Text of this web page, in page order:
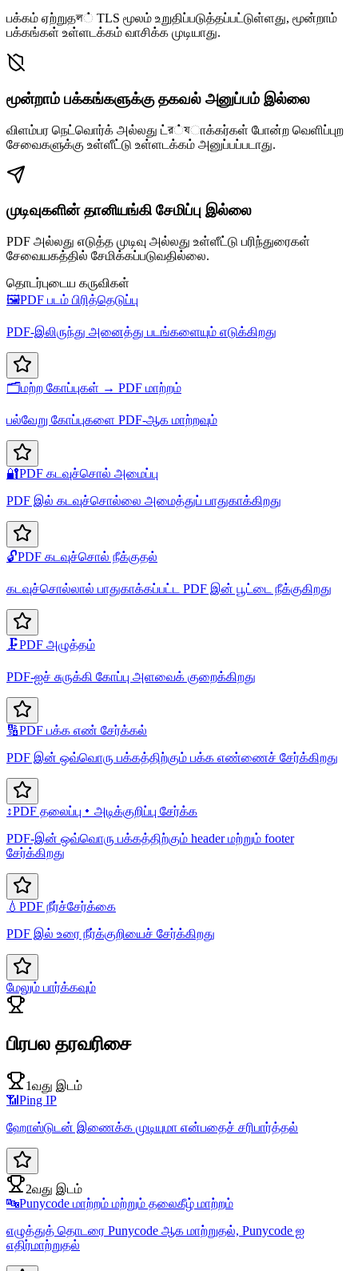
பக்கம் ஏற்றுதল் TLS மூலம் உறுதிப்படுத்தப்பட்டுள்ளது, மூன்றாம்
பக்கங்கள் உள்ளடக்கம் வாசிக்க முடியாது.
மூன்றாம் பக்கங்களுக்கு தகவல் அனுப்பம் இல்லை
விளம்பர நெட்வொர்க் அல்லது ட்র்যாக்கர்கள் போன்ற வெளிப்புற
சேவைகளுக்கு உள்ளீட்டு உள்ளடக்கம் அனுப்பப்படாது.
முடிவுகளின் தானியங்கி சேமிப்பு இல்லை
PDF அல்லது எடுத்த முடிவு அல்லது உள்ளீட்டு பரிந்துரைகள்
சேவையகத்தில் சேமிக்கப்படுவதில்லை.
தொடர்புடைய கருவிகள்
🖼️PDF படம் பிரித்தெடுப்பு
PDF-இலிருந்து அனைத்து படங்களையும் எடுக்கிறது
🗂️மற்ற கோப்புகள் → PDF மாற்றம்
பல்வேறு கோப்புகளை PDF-ஆக மாற்றவும்
🔐PDF கடவுச்சொல் அமைப்பு
PDF இல் கடவுச்சொல்லை அமைத்துப் பாதுகாக்கிறது
🔓PDF கடவுச்சொல் நீக்குதல்
கடவுச்சொல்லால் பாதுகாக்கப்பட்ட PDF இன் பூட்டை நீக்குகிறது
🗜️PDF அழுத்தம்
PDF-ஐச் சுருக்கி கோப்பு அளவைக் குறைக்கிறது
🔢PDF பக்க எண் சேர்க்கல்
PDF இன் ஒவ்வொரு பக்கத்திற்கும் பக்க எண்ணைச் சேர்க்கிறது
↕️PDF தலைப்பு・அடிக்குறிப்பு சேர்க்க
PDF-இன் ஒவ்வொரு பக்கத்திற்கும் header மற்றும் footer
சேர்க்கிறது
💧 PDF நீர்ச்சேர்க்கை
PDF இல் உரை நீர்க்குறியைச் சேர்க்கிறது
மேலும் பார்க்கவும்
பிரபல தரவரிசை
1வது இடம்
📶 Ping IP
ஹோஸ்டுடன் இணைக்க முடியுமா என்பதைச் சரிபார்த்தல்
2வது இடம்
🔤Punycode மாற்றம் மற்றும் தலைகீழ் மாற்றம்
எழுத்துத் தொடரை Punycode ஆக மாற்றுதல், Punycode ஐ
எதிர்மாற்றுதல்